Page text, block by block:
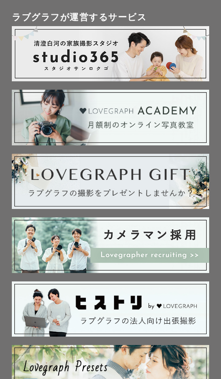
˗ˋˏ　撮影得意ジャンル　ˎˊ˗
小さなお子様がいるファミリー撮影 (子供と仲良くなるの
上手ですね…!とよくゲスト様からのお声をいただきます
韓国風ウェディング (おふたりの楽しそうな雰囲気をその
まま切り取ります！)
学生（卒業式・成人式）
ペットとご一緒の撮影 (幼い頃からわんちゃんを飼ってい
ました🐶)
また色味はフィルム風で温かい雰囲気、またはナチュラル
で優しい色を得意としております。
ご希望の雰囲気に合わせた編集をいたしますので、イメー
ジがあればお伝えください𓇠
˗ˋˏ　撮影について　ˎˊ˗
▼ 撮影当日がより楽しく、すてきな思い出となるよう事前
のヒアリングを丁寧にさせていただきます
「こんなポーズをしてみたい」や「当日はこれを使いた
い！」などなど、
一緒に楽しい時間を過ごす準備ができたらなぁと考えてい
ラブグラフが運営するサービス